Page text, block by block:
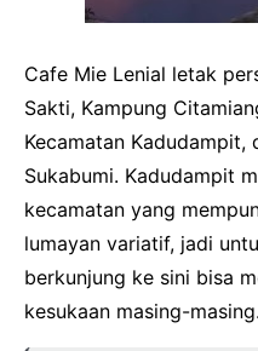
Cafe Mie Lenial letak
Sakti, Kampung
Kecamatan Kadudampit,
Sukabumi. Kadudampit
kecamatan yang
lumayan variatif, jadi
berkunjung ke sini bisa
kesukaan masing-masing.